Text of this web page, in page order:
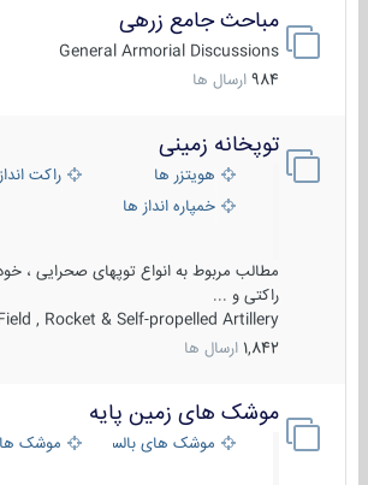
مباحث جامع زرهی
General Armorial Discussions
984 ارسال ها
توپخانه زمینی
هویتزر ها
راکت انداز
خمپاره انداز ها
مطالب مربوط به انواع توپهای صحرایی ،
راکتی و ...
Field , Rocket & Self-propelled Artillery ...
1,842 ارسال ها
موشک های زمین پایه
موشک های بالستیک موشک های